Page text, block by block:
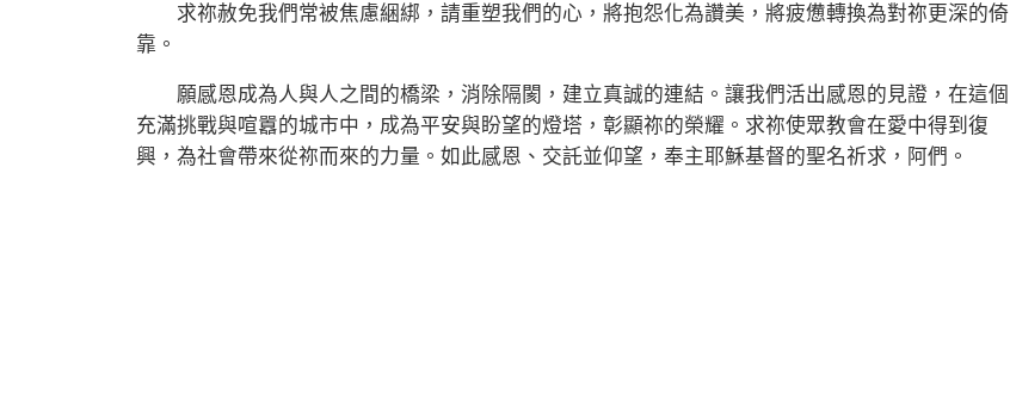
求祢赦免我們常被焦慮綑綁，請重塑我們的心，將抱怨化為讚美，將疲憊轉換為對祢更深的倚
靠。
願感恩成為人與人之間的橋梁，消除隔閡，建立真誠的連結。讓我們活出感恩的見證，在這個
充滿挑戰與喧囂的城市中，成為平安與盼望的燈塔，彰顯祢的榮耀。求祢使眾教會在愛中得到復
興，為社會帶來從祢而來的力量。如此感恩、交託並仰望，奉主耶穌基督的聖名祈求，阿們。